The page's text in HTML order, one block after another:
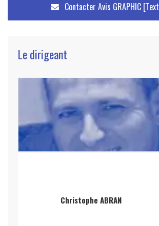
Contacter Avis GRAPHIC
Le dirigeant
Christophe ABRAN